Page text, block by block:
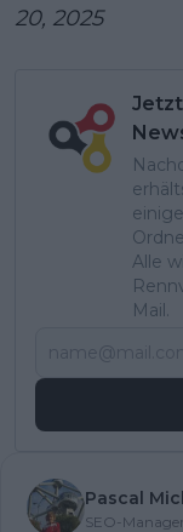
20, 2025
Alle
Mail.
Pascal
SEO-